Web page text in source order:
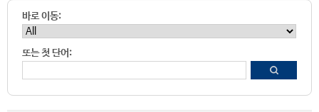
바로 이동:
또는 첫 단어: